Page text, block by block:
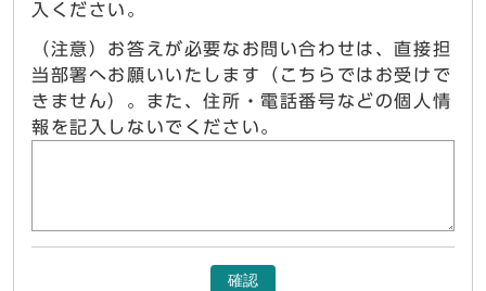
入ください。
（注意）お答えが必要なお問い合わせは、直接担
当部署へお願いいたします（こちらではお受けで
きません）。また、住所・電話番号などの個人情
報を記入しないでください。
確認